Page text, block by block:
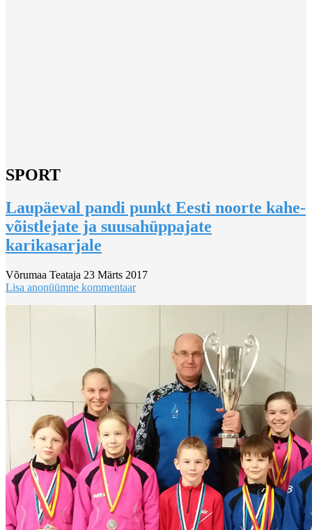
SPORT
Laupäeval pandi punkt Eesti noorte kahe-
võistlejate ja suusahüppajate
karikasarjale
Võrumaa Teataja 23 Märts 2017
Lisa anonüümne kommentaar